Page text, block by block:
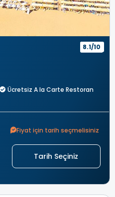
8.1/10
Ücretsiz A la Carte Restoran
Fiyat için tarih seçmelisiniz
Tarih Seçiniz